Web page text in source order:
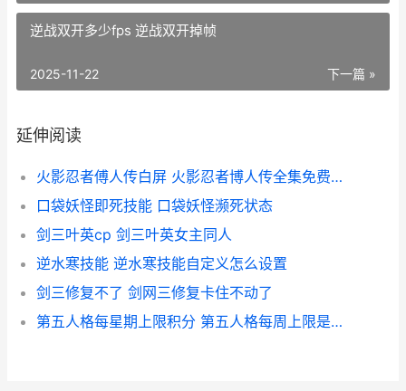
逆战双开多少fps 逆战双开掉帧
下一篇 »
2025-11-22
延伸阅读
火影忍者傅人传白屏 火影忍者博人传全集免费观看
口袋妖怪即死技能 口袋妖怪濒死状态
剑三叶英cp 剑三叶英女主同人
逆水寒技能 逆水寒技能自定义怎么设置
剑三修复不了 剑网三修复卡住不动了
第五人格每星期上限积分 第五人格每周上限是什么意思